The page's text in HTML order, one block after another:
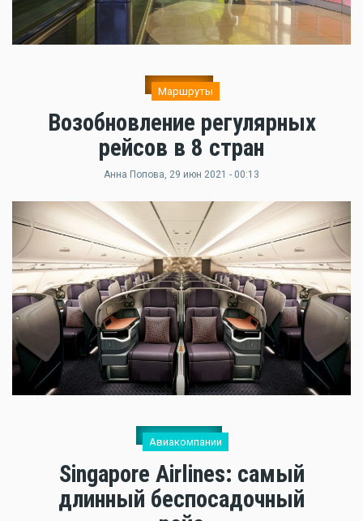
Маршруты
Возобновление регулярных
рейсов в 8 стран
Анна Попова, 29 июн 2021 - 00:13
Авиакомпании
Singapore Airlines: самый
длинный беспосадочный